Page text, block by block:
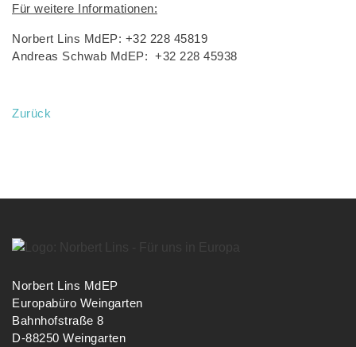
Für weitere Informationen:
Norbert Lins MdEP: +32 228 45819
Andreas Schwab MdEP: +32 228 45938
Zurück
Norbert Lins MdEP
Europabüro Weingarten
Bahnhofstraße 8
D-88250 Weingarten